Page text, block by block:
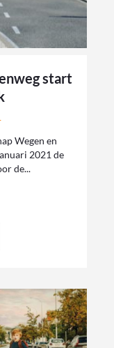
start
Wegen en
2021 de
de...